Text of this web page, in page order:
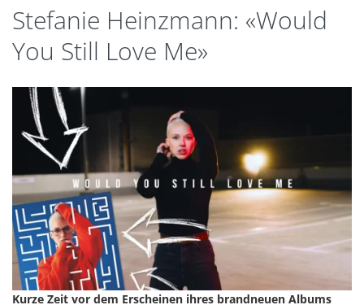
Stefanie Heinzmann: «Would
You Still Love Me»
Kurze Zeit vor dem Erscheinen ihres brandneuen Albums